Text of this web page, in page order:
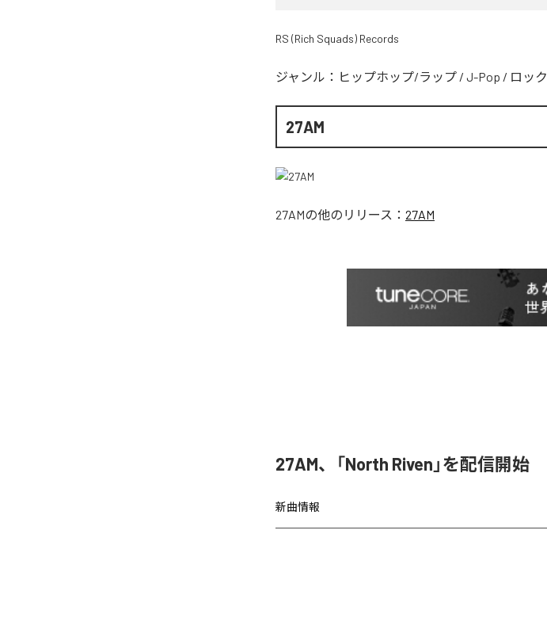
RS (Rich Squads) Records
ジャンル： ヒップホップ/ラップ / J-Pop / ロック
27AM
27AMの他のリリース： 27AM
27AM、「North Riven」を配信開始
新曲情報